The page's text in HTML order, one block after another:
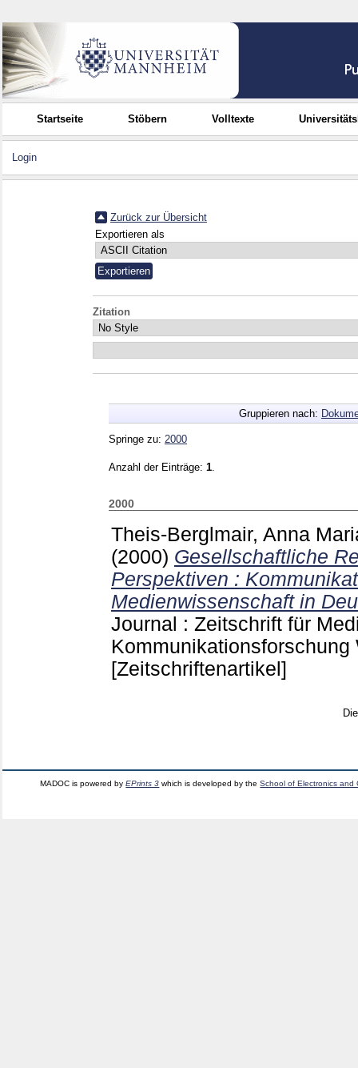
Startseite Stöbern Volltexte
Login
Zurück zur Übersicht
Exportieren als
Zitation
Gruppieren nach:
Springe zu: 2000
Anzahl der Einträge: 1
2000
Theis-Berglmair, Anna
(2000) Gesellschaftliche
Perspektiven :
Medienwissenschaft in
Journal : Zeitschrift für
[Zeitschriftenartikel]
MADOC is powered byEPrints 3 which is developed by theSchool of Electronics and